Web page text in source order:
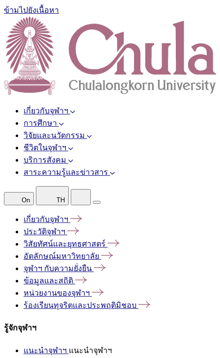
ข้ามไปยังเนื้อหา
เกี่ยวกับจุฬาฯ
การศึกษา
วิจัยและนวัตกรรม
ชีวิตในจุฬาฯ
บริการสังคม
สาระความรู้และข่าวสาร
On TH
เกี่ยวกับจุฬาฯ
ประวัติจุฬาฯ
วิสัยทัศน์และยุทธศาสตร์
อัตลักษณ์มหาวิทยาลัย
จุฬาฯ กับความยั่งยืน
ข้อมูลและสถิติ
หน่วยงานของจุฬาฯ
ร้องเรียนทุจริตและประพฤติมิชอบ
รู้จักจุฬาฯ
แนะนำจุฬาฯ แนะนำจุฬาฯ